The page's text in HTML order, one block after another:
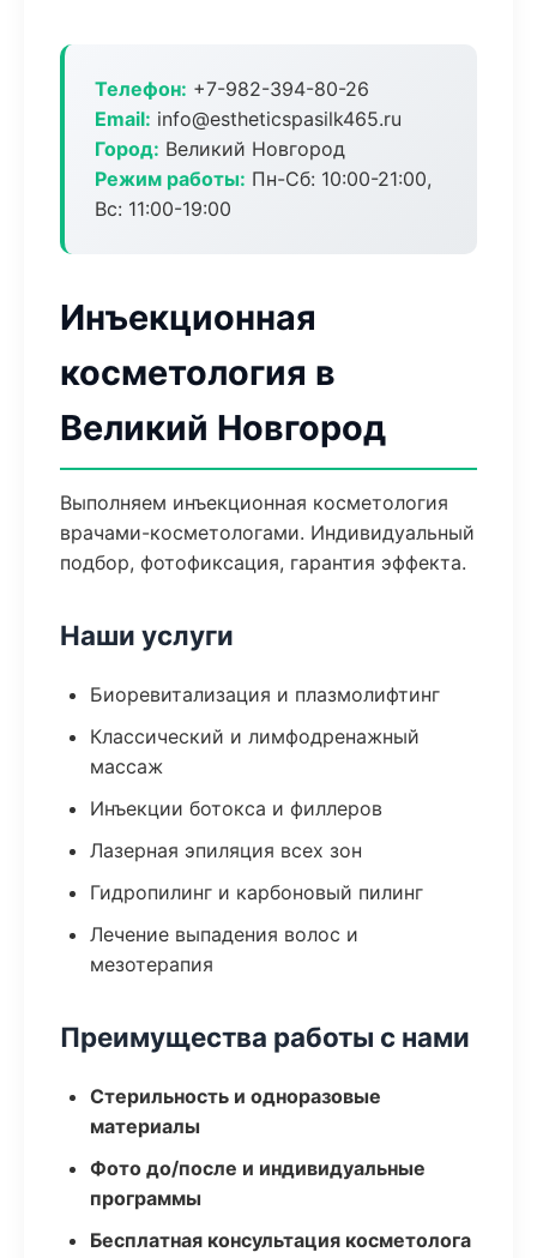
Телефон: +7-982-394-80-26
Email: info@estheticspasilk465.ru
Город: Великий Новгород
Режим работы: Пн-Сб: 10:00-21:00,
Вс: 11:00-19:00
Инъекционная
косметология в
Великий Новгород
Выполняем инъекционная косметология
врачами-косметологами. Индивидуальный
подбор, фотофиксация, гарантия эффекта.
Наши услуги
Биоревитализация и плазмолифтинг
Классический и лимфодренажный
массаж
Инъекции ботокса и филлеров
Лазерная эпиляция всех зон
Гидропилинг и карбоновый пилинг
Лечение выпадения волос и
мезотерапия
Преимущества работы с нами
Стерильность и одноразовые
материалы
Фото до/после и индивидуальные
программы
Бесплатная консультация косметолога